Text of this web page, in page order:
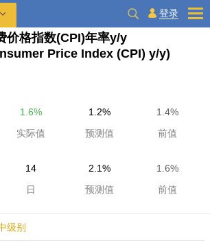
登录
价格指数(CPI)年率y/y
Price Index (CPI) y/y)
1.6% 1.2%
1.4%
实际值 预测值 前值
14 2.1%
1.6%
日 预测值 前值
级别